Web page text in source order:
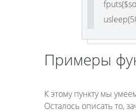
Примеры
К этому пункту мы
Осталось описать то,